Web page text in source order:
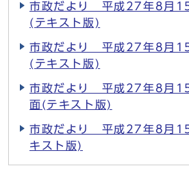
市政だより 平成27年8月
(テキスト版)
市政だより 平成27年8月
(テキスト版)
市政だより 平成27年8月
面(テキスト版)
市政だより 平成27年8月
キスト版)